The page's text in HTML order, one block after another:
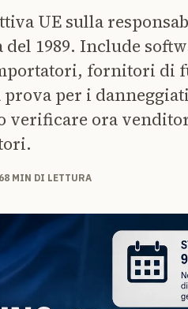
UE sulla
1989. Include
fornitori di
per i
verificare ora
8 MIN DI LETTURA